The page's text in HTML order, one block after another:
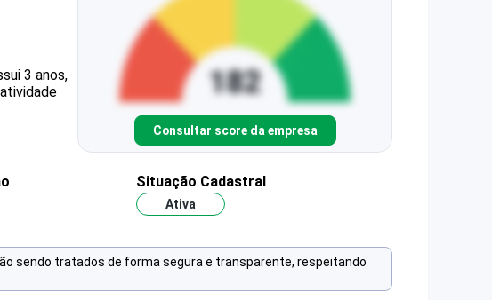
3 anos,
Consultar score da empresa
Situação Cadastral
Ativa
sendo tratados de forma segura e transparente, respeitando